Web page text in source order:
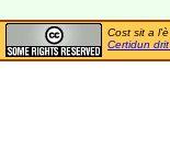
Cost sit a
Certidun drit